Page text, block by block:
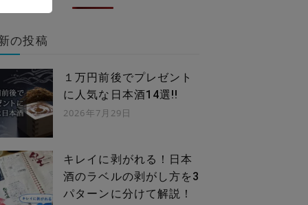
の投稿
１万円前後でプレゼント
に人気な日本酒14選!!
2026年7月29日
キレイに剥がれる！日本
酒のラベルの剥がし方を3
パターンに分けて解説！